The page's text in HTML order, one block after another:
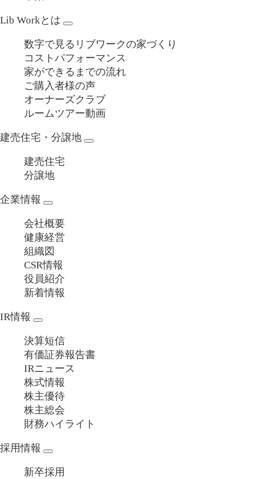
Lib Workとは
数字で見るリブワークの家づくり
コストパフォーマンス
家ができるまでの流れ
ご購入者様の声
オーナーズクラブ
ルームツアー動画
建売住宅・分譲地
建売住宅
分譲地
企業情報
会社概要
健康経営
組織図
CSR情報
役員紹介
新着情報
IR情報
決算短信
有価証券報告書
IRニュース
株式情報
株主優待
株主総会
財務ハイライト
採用情報
新卒採用